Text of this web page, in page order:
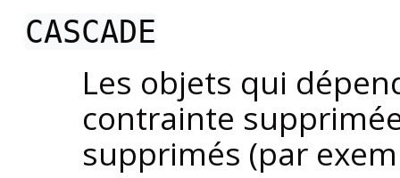
CASCADE
Les objets qui
contrainte
supprimés (par